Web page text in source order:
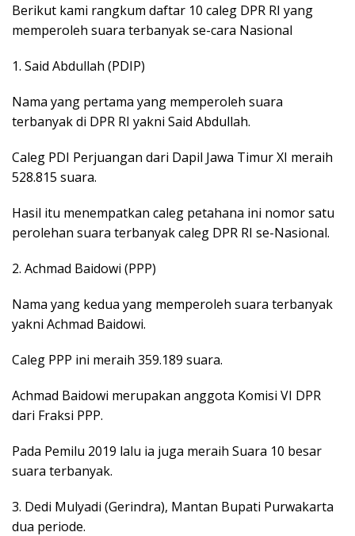
Berikut kami rangkum daftar 10 caleg DPR RI yang
memperoleh suara terbanyak se-cara Nasional
1. Said Abdullah (PDIP)
Nama yang pertama yang memperoleh suara
terbanyak di DPR RI yakni Said Abdullah.
Caleg PDI Perjuangan dari Dapil Jawa Timur XI meraih
528.815 suara.
Hasil itu menempatkan caleg petahana ini nomor satu
perolehan suara terbanyak caleg DPR RI se-Nasional.
2. Achmad Baidowi (PPP)
Nama yang kedua yang memperoleh suara terbanyak
yakni Achmad Baidowi.
Caleg PPP ini meraih 359.189 suara.
Achmad Baidowi merupakan anggota Komisi VI DPR
dari Fraksi PPP.
Pada Pemilu 2019 lalu ia juga meraih Suara 10 besar
suara terbanyak.
3. Dedi Mulyadi (Gerindra), Mantan Bupati Purwakarta
dua periode.